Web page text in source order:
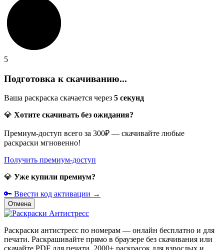
5
Подготовка к скачиванию...
Ваша раскраска скачается через 5 секунд
💎 Хотите скачивать без ожидания?
Премиум-доступ всего за 300₽ — скачивайте любые
раскраски мгновенно!
Получить премиум-доступ
💎 Уже купили премиум?
🔑 Ввести код активации →
Отмена
Раскраски антистресс по номерам — онлайн бесплатно и для
печати. Раскрашивайте прямо в браузере без скачивания или